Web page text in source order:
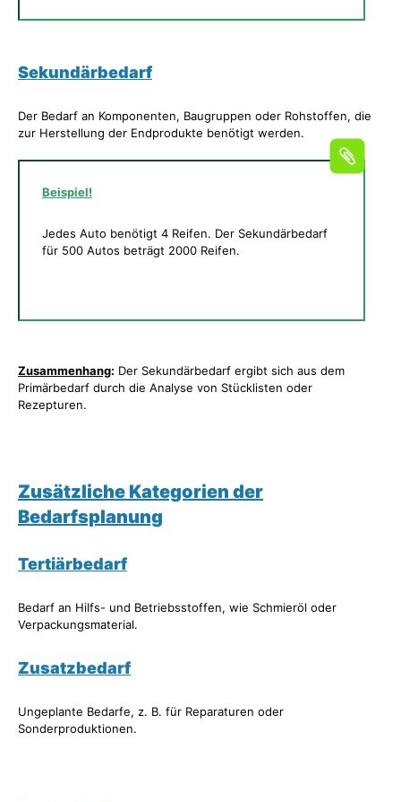
Sekundärbedarf
Der Bedarf an Komponenten, Baugruppen oder Rohstoffen, die
zur Herstellung der Endprodukte benötigt werden.
Beispiel!
Jedes Auto benötigt 4 Reifen. Der Sekundärbedarf
für 500 Autos beträgt 2000 Reifen.
Zusammenhang: Der Sekundärbedarf ergibt sich aus dem
Primärbedarf durch die Analyse von Stücklisten oder
Rezepturen.
Zusätzliche Kategorien der
Bedarfsplanung
Tertiärbedarf
Bedarf an Hilfs- und Betriebsstoffen, wie Schmieröl oder
Verpackungsmaterial.
Zusatzbedarf
Ungeplante Bedarfe, z. B. für Reparaturen oder
Sonderproduktionen.